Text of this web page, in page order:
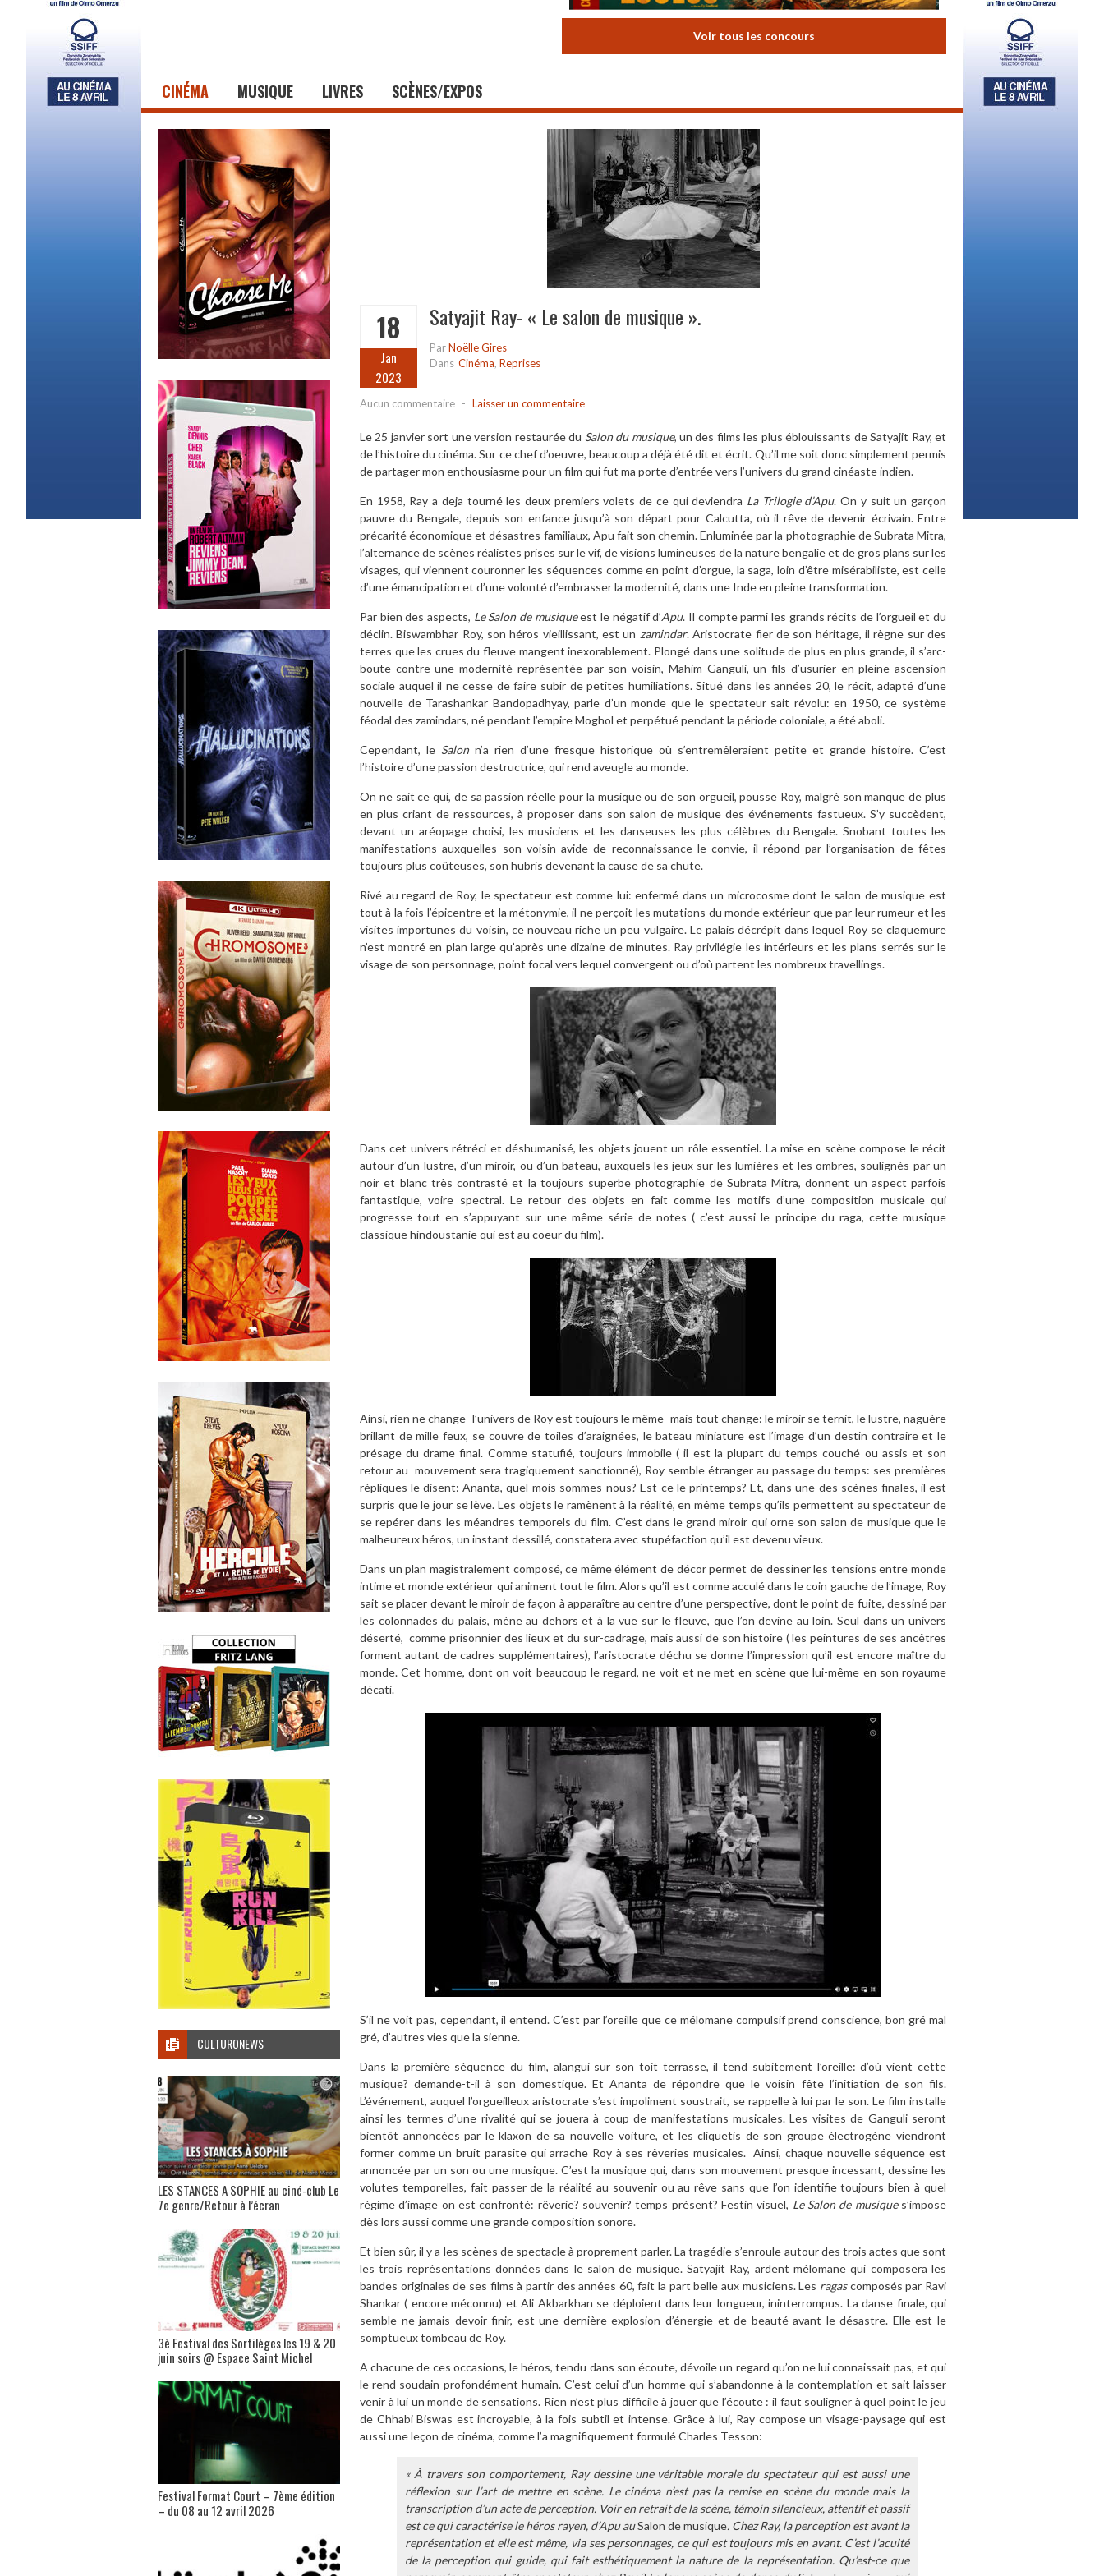
Voir tous les concours
CINÉMA MUSIQUE LIVRES SCÈNES/EXPOS
18
Jan
2023
Satyajit Ray- « Le salon de musique ».
ParNoëlle Gires
Dans Cinéma, Reprises
Aucun commentaire - Laisser un commentaire
Le 25 janvier sort une version restaurée du Salon du musique, un des films les plus éblouissants de Satyajit Ray, et
de l’histoire du cinéma. Sur ce chef d’oeuvre, beaucoup a déjà été dit et écrit. Qu’il me soit donc simplement permis
de partager mon enthousiasme pour un film qui fut ma porte d’entrée vers l’univers du grand cinéaste indien.
En 1958, Ray a deja tourné les deux premiers volets de ce qui deviendra La Trilogie d’Apu. On y suit un garçon
pauvre du Bengale, depuis son enfance jusqu’à son départ pour Calcutta, où il rêve de devenir écrivain. Entre
précarité économique et désastres familiaux, Apu fait son chemin. Enluminée par la photographie de Subrata Mitra,
l’alternance de scènes réalistes prises sur le vif, de visions lumineuses de la nature bengalie et de gros plans sur les
visages, qui viennent couronner les séquences comme en point d’orgue, la saga, loin d’être misérabiliste, est celle
d’une émancipation et d’une volonté d’embrasser la modernité, dans une Inde en pleine transformation.
Par bien des aspects, Le Salon de musiqueest le négatif d’Apu. Il compte parmi les grands récits de l’orgueil et du
déclin. Biswambhar Roy, son héros vieillissant, est un zamindar. Aristocrate fier de son héritage, il règne sur des
terres que les crues du fleuve mangent inexorablement. Plongé dans une solitude de plus en plus grande, il s’arc-
boute contre une modernité représentée par son voisin, Mahim Ganguli, un fils d’usurier en pleine ascension
sociale auquel il ne cesse de faire subir de petites humiliations. Situé dans les années 20, le récit, adapté d’une
nouvelle de Tarashankar Bandopadhyay, parle d’un monde que le spectateur sait révolu: en 1950, ce système
féodal des zamindars, né pendant l’empire Moghol et perpétué pendant la période coloniale, a été aboli.
Cependant, le Salonn’a rien d’une fresque historique où s’entremêleraient petite et grande histoire. C’est
l’histoire d’une passion destructrice, qui rend aveugle au monde.
On ne sait ce qui, de sa passion réelle pour la musique ou de son orgueil, pousse Roy, malgré son manque de plus
en plus criant de ressources, à proposer dans son salon de musique des événements fastueux. S’y succèdent,
devant un aréopage choisi, les musiciens et les danseuses les plus célèbres du Bengale. Snobant toutes les
manifestations auxquelles son voisin avide de reconnaissance le convie, il répond par l’organisation de fêtes
toujours plus coûteuses, son hubris devenant la cause de sa chute.
Rivé au regard de Roy, le spectateur est comme lui: enfermé dans un microcosme dont le salon de musique est
tout à la fois l’épicentre et la métonymie, il ne perçoit les mutations du monde extérieur que par leur rumeur et les
visites importunes du voisin, ce nouveau riche un peu vulgaire. Le palais décrépit dans lequel Roy se claquemure
n’est montré en plan large qu’après une dizaine de minutes. Ray privilégie les intérieurs et les plans serrés sur le
visage de son personnage, point focal vers lequel convergent ou d’où partent les nombreux travellings.
Dans cet univers rétréci et déshumanisé, les objets jouent un rôle essentiel. La mise en scène compose le récit
autour d’un lustre, d’un miroir, ou d’un bateau, auxquels les jeux sur les lumières et les ombres, soulignés par un
noir et blanc très contrasté et la toujours superbe photographie de Subrata Mitra, donnent un aspect parfois
fantastique, voire spectral. Le retour des objets en fait comme les motifs d’une composition musicale qui
progresse tout en s’appuyant sur une même série de notes ( c’est aussi le principe du raga, cette musique
classique hindoustanie qui est au coeur du film).
Ainsi, rien ne change -l’univers de Roy est toujours le même- mais tout change: le miroir se ternit, le lustre, naguère
brillant de mille feux, se couvre de toiles d’araignées, le bateau miniature est l’image d’un destin contraire et le
présage du drame final. Comme statufié, toujours immobile ( il est la plupart du temps couché ou assis et son
retour au mouvement sera tragiquement sanctionné), Roy semble étranger au passage du temps: ses premières
répliques le disent: Ananta, quel mois sommes-nous? Est-ce le printemps? Et, dans une des scènes finales, il est
surpris que le jour se lève. Les objets le ramènent à la réalité, en même temps qu’ils permettent au spectateur de
se repérer dans les méandres temporels du film. C’est dans le grand miroir qui orne son salon de musique que le
malheureux héros, un instant dessillé, constatera avec stupéfaction qu’il est devenu vieux.
Dans un plan magistralement composé, ce même élément de décor permet de dessiner les tensions entre monde
intime et monde extérieur qui animent tout le film. Alors qu’il est comme acculé dans le coin gauche de l’image, Roy
sait se placer devant le miroir de façon à apparaître au centre d’une perspective, dont le point de fuite, dessiné par
les colonnades du palais, mène au dehors et à la vue sur le fleuve, que l’on devine au loin. Seul dans un univers
déserté, comme prisonnier des lieux et du sur-cadrage, mais aussi de son histoire ( les peintures de ses ancêtres
forment autant de cadres supplémentaires), l’aristocrate déchu se donne l’impression qu’il est encore maître du
monde. Cet homme, dont on voit beaucoup le regard, ne voit et ne met en scène que lui-même en son royaume
décati.
S’il ne voit pas, cependant, il entend. C’est par l’oreille que ce mélomane compulsif prend conscience, bon gré mal
gré, d’autres vies que la sienne.
Dans la première séquence du film, alangui sur son toit terrasse, il tend subitement l’oreille: d’où vient cette
musique? demande-t-il à son domestique. Et Ananta de répondre que le voisin fête l’initiation de son fils.
L’événement, auquel l’orgueilleux aristocrate s’est impoliment soustrait, se rappelle à lui par le son. Le film installe
ainsi les termes d’une rivalité qui se jouera à coup de manifestations musicales. Les visites de Ganguli seront
bientôt annoncées par le klaxon de sa nouvelle voiture, et les cliquetis de son groupe électrogène viendront
former comme un bruit parasite qui arrache Roy à ses rêveries musicales. Ainsi, chaque nouvelle séquence est
annoncée par un son ou une musique. C’est la musique qui, dans son mouvement presque incessant, dessine les
volutes temporelles, fait passer de la réalité au souvenir ou au rêve sans que l’on identifie toujours bien à quel
régime d’image on est confronté: rêverie? souvenir? temps présent? Festin visuel, Le Salon de musiques’impose
dès lors aussi comme une grande composition sonore.
Et bien sûr, il y a les scènes de spectacle à proprement parler. La tragédie s’enroule autour des trois actes que sont
les trois représentations données dans le salon de musique. Satyajit Ray, ardent mélomane qui composera les
bandes originales de ses films à partir des années 60, fait la part belle aux musiciens. Les ragascomposés par Ravi
Shankar ( encore méconnu) et Ali Akbarkhan se déploient dans leur longueur, ininterrompus. La danse finale, qui
semble ne jamais devoir finir, est une dernière explosion d’énergie et de beauté avant le désastre. Elle est le
somptueux tombeau de Roy.
A chacune de ces occasions, le héros, tendu dans son écoute, dévoile un regard qu’on ne lui connaissait pas, et qui
le rend soudain profondément humain. C’est celui d’un homme qui s’abandonne à la contemplation et sait laisser
venir à lui un monde de sensations. Rien n’est plus difficile à jouer que l’écoute : il faut souligner à quel point le jeu
de Chhabi Biswas est incroyable, à la fois subtil et intense. Grâce à lui, Ray compose un visage-paysage qui est
aussi une leçon de cinéma, comme l’a magnifiquement formulé Charles Tesson:
« À travers son comportement, Ray dessine une véritable morale du spectateur qui est aussi une
réflexion sur l’art de mettre en scène. Le cinéma n’est pas la remise en scène du monde mais la
transcription d’un acte de perception. Voir en retrait de la scène, témoin silencieux, attentif et passif
est ce qui caractérise le héros rayen, d’Apu auSalon de musique. Chez Ray, la perception est avant la
représentation et elle est même, via ses personnages, ce qui est toujours mis en avant. C’est l’acuité
de la perception qui guide, qui fait esthétiquement la nature de la représentation. Qu’est-ce que
CULTURONEWS
LES STANCES A SOPHIE au ciné-club Le
7e genre/Retour à l’écran
3è Festival des Sortilèges les 19 & 20
juin soirs @ Espace Saint Michel
Festival Format Court – 7ème édition
– du 08 au 12 avril 2026